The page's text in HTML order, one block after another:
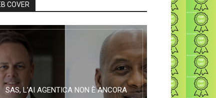
COVER
SAS, L’AI AGENTICA NON È ANCORA